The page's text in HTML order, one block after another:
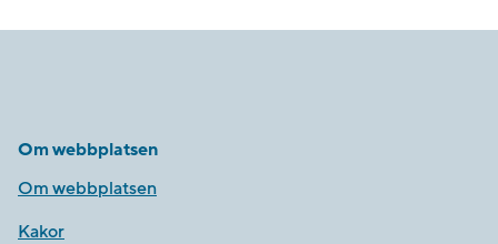
Om webbplatsen
Om webbplatsen
Kakor